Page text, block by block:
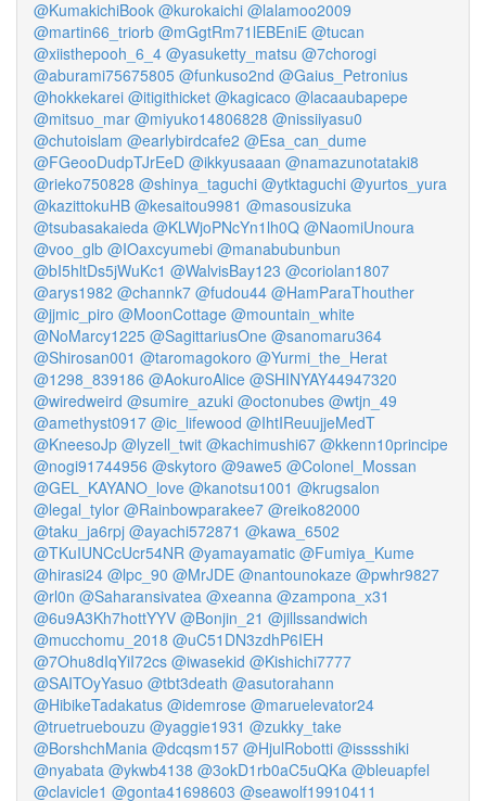
@KumakichiBook @kurokaichi @lalamoo2009
@martin66_triorb @mGgtRm71lEBEniE @tucan
@xiisthepooh_6_4 @yasuketty_matsu @7chorogi
@aburami75675805 @funkuso2nd @Gaius_Petronius
@hokkekarei @itigithicket @kagicaco @lacaaubapepe
@mitsuo_mar @miyuko14806828 @nissiiyasu0
@chutoislam @earlybirdcafe2 @Esa_can_dume
@FGeooDudpTJrEeD @ikkyusaaan @namazunotataki8
@rieko750828 @shinya_taguchi @ytktaguchi @yurtos_yura
@kazittokuHB @kesaitou9981 @masousizuka
@tsubasakaieda @KLWjoPNcYn1lh0Q @NaomiUnoura
@voo_glb @IOaxcyumebi @manabubunbun
@bI5hltDs5jWuKc1 @WalvisBay123 @coriolan1807
@arys1982 @channk7 @fudou44 @HamParaThouther
@jjmic_piro @MoonCottage @mountain_white
@NoMarcy1225 @SagittariusOne @sanomaru364
@Shirosan001 @taromagokoro @Yurmi_the_Herat
@1298_839186 @AokuroAlice @SHINYAY44947320
@wiredweird @sumire_azuki @octonubes @wtjn_49
@amethyst0917 @ic_lifewood @IhtIReuujjeMedT
@KneesoJp @lyzell_twit @kachimushi67 @kkenn10principe
@nogi91744956 @skytoro @9awe5 @Colonel_Mossan
@GEL_KAYANO_love @kanotsu1001 @krugsalon
@legal_tylor @Rainbowparakee7 @reiko82000
@taku_ja6rpj @ayachi572871 @kawa_6502
@TKuIUNCcUcr54NR @yamayamatic @Fumiya_Kume
@hirasi24 @lpc_90 @MrJDE @nantounokaze @pwhr9827
@rl0n @Saharansivatea @xeanna @zampona_x31
@6u9A3Kh7hottYYV @Bonjin_21 @jillssandwich
@mucchomu_2018 @uC51DN3zdhP6IEH
@7Ohu8dIqYiI72cs @iwasekid @Kishichi7777
@SAITOyYasuo @tbt3death @asutorahann
@HibikeTadakatus @idemrose @maruelevator24
@truetruebouzu @yaggie1931 @zukky_take
@BorshchMania @dcqsm157 @HjulRobotti @isssshiki
@nyabata @ykwb4138 @3okD1rb0aC5uQKa @bleuapfel
@clavicle1 @gonta41698603 @seawolf19910411